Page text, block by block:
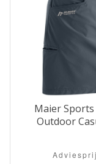
Maier
Outdoor